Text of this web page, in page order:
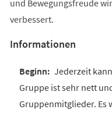
und Bewegungsfreude
verbessert.
Informationen
Jederzeit
Gruppe ist sehr nett
Gruppenmitglieder. Es